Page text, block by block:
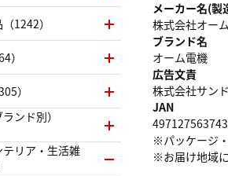
メーカー名(製
株式会社オー
ブランド名
オーム電機
広告文責
株式会社サン
JAN
※パッケージ
※お届け地域
1242）
）
）
ンド別）
リア・生活雑